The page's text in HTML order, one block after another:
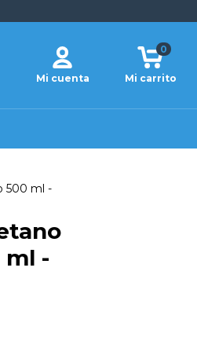
Mi cuenta Mi carrito
0
500 ml -
ml -